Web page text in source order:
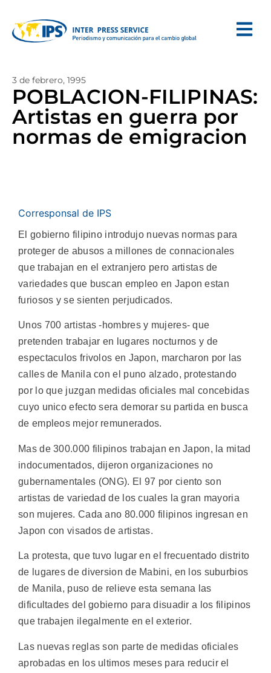
3 de febrero, 1995
POBLACION-FILIPINAS:
Artistas en guerra por
normas de emigracion
Corresponsal de IPS
El gobierno filipino introdujo nuevas normas para
proteger de abusos a millones de connacionales
que trabajan en el extranjero pero artistas de
variedades que buscan empleo en Japon estan
furiosos y se sienten perjudicados.
Unos 700 artistas -hombres y mujeres- que
pretenden trabajar en lugares nocturnos y de
espectaculos frivolos en Japon, marcharon por las
calles de Manila con el puno alzado, protestando
por lo que juzgan medidas oficiales mal concebidas
cuyo unico efecto sera demorar su partida en busca
de empleos mejor remunerados.
Mas de 300.000 filipinos trabajan en Japon, la mitad
indocumentados, dijeron organizaciones no
gubernamentales (ONG). El 97 por ciento son
artistas de variedad de los cuales la gran mayoria
son mujeres. Cada ano 80.000 filipinos ingresan en
Japon con visados de artistas.
La protesta, que tuvo lugar en el frecuentado distrito
de lugares de diversion de Mabini, en los suburbios
de Manila, puso de relieve esta semana las
dificultades del gobierno para disuadir a los filipinos
que trabajen ilegalmente en el exterior.
Las nuevas reglas son parte de medidas oficiales
aprobadas en los ultimos meses para reducir el